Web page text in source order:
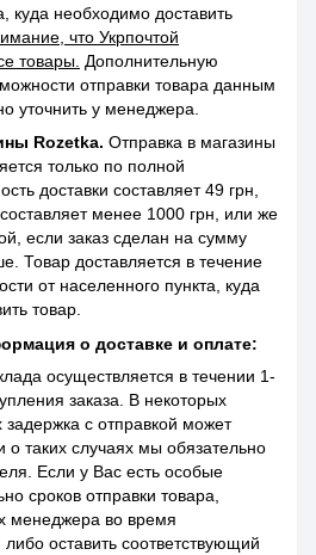
куда необходимо доставить
что Укрпочтой
товары. Дополнительную
отправки товара данным
уточнить у менеджера.
Rozetka. Отправка в магазины
только по полной
доставки составляет 49 грн,
менее 1000 грн, или же
если заказ сделан на сумму
Товар доставляется в течение
от населенного пункта, куда
товар.
о доставке и оплате:
осуществляется в течении 1-
заказа. В некоторых
задержка с отправкой может
о таких случаях мы обязательно
Если у Вас есть особые
сроков отправки товара,
менеджера во время
оставить соответствующий